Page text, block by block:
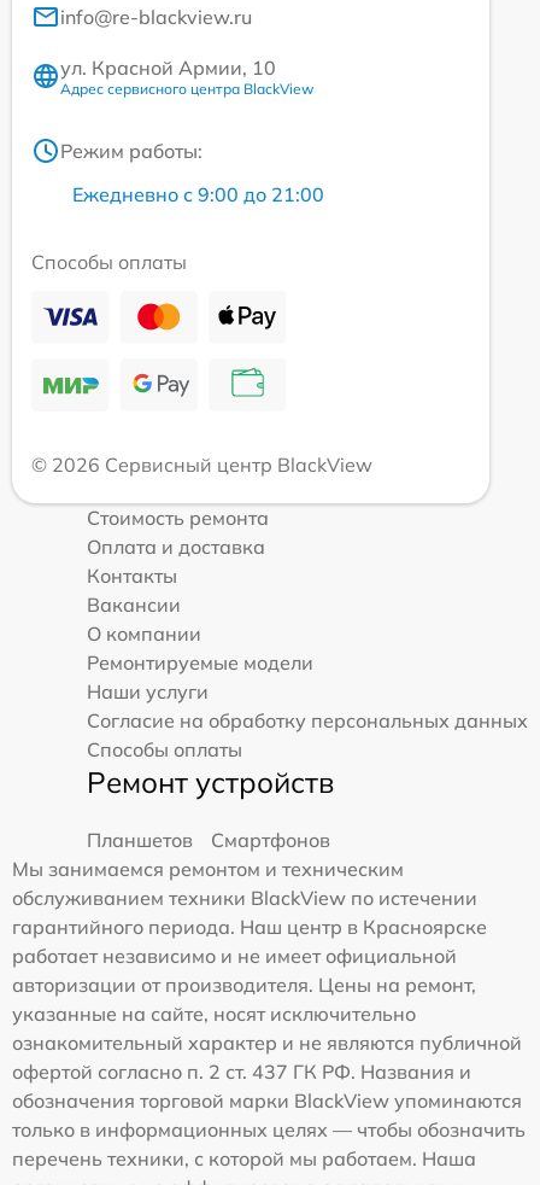
info@re-blackview.ru
ул. Красной Армии, 10
Адрес сервисного центра BlackView
Режим работы:
Ежедневно с 9:00 до 21:00
Способы оплаты
© 2026 Сервисный центр BlackView
Стоимость ремонта
Оплата и доставка
Контакты
Вакансии
О компании
Ремонтируемые модели
Наши услуги
Согласие на обработку персональных данных
Способы оплаты
Ремонт устройств
Планшетов
Смартфонов
Мы занимаемся ремонтом и техническим
обслуживанием техники BlackView по истечении
гарантийного периода. Наш центр в Красноярске
работает независимо и не имеет официальной
авторизации от производителя. Цены на ремонт,
указанные на сайте, носят исключительно
ознакомительный характер и не являются публичной
офертой согласно п. 2 ст. 437 ГК РФ. Названия и
обозначения торговой марки BlackView упоминаются
только в информационных целях — чтобы обозначить
перечень техники, с которой мы работаем. Наша